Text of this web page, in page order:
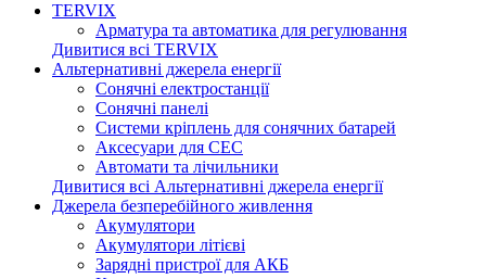
TERVIX
Арматура та автоматика для регулювання
Дивитися всі TERVIX
Альтернативні джерела енергії
Сонячні електростанції
Сонячні панелі
Системи кріплень для сонячних батарей
Аксесуари для СЕС
Автомати та лічильники
Дивитися всі Альтернативні джерела енергії
Джерела безперебійного живлення
Акумулятори
Акумулятори літієві
Зарядні пристрої для АКБ